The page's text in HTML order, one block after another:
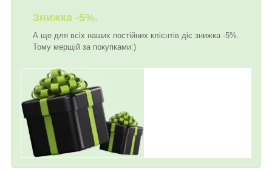
Знижка -5%.
А ще для всіх наших постійних клієнтів діє знижка -5%.
Тому мерщій за покупками:)